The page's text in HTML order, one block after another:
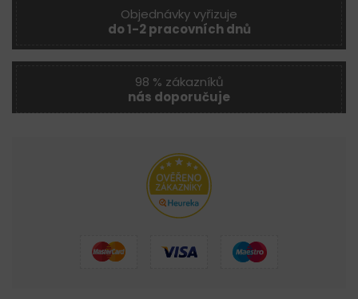
Objednávky vyřizuje
do 1-2 pracovních dnů
98 % zákazníků
nás doporučuje